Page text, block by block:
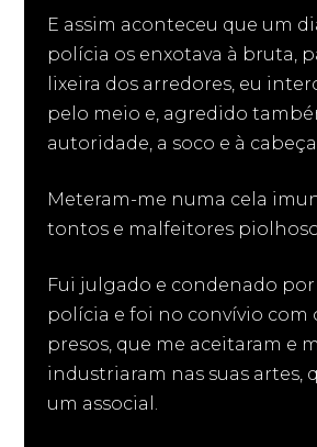
E assim aconteceu que um
polícia os enxotava à bruta,
lixeira dos arredores, eu
pelo meio e, agredido
autoridade, a soco e à
Meteram-me numa cela
tontos e malfeitores
Fui julgado e condenado por
polícia e foi no convívio com
presos, que me aceitaram e
industriaram nas suas artes,
um associal.